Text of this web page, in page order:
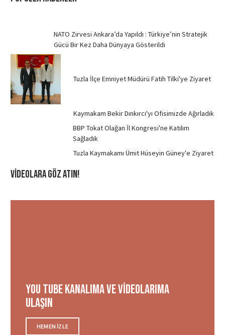
NATO Zirvesi Ankara’da Yapıldı : Türkiye’nin Stratejik
Gücü Bir Kez Daha Dünyaya Gösterildi
Tuzla İlçe Emniyet Müdürü Fatih Tilki'ye Ziyaret
Kaymakam Bekir Dınkırcı'yı Ofisimizde Ağırladık
BBP Tokat Olağan İl Kongresi'ne Katılım
Sağladık
Tuzla Kaymakamı Ümit Hüseyin Güney'e Ziyaret
Videolara Göz ATIN!
You tube Kanalıma ve videolarıma
ulaşın
HEMEN IZLE